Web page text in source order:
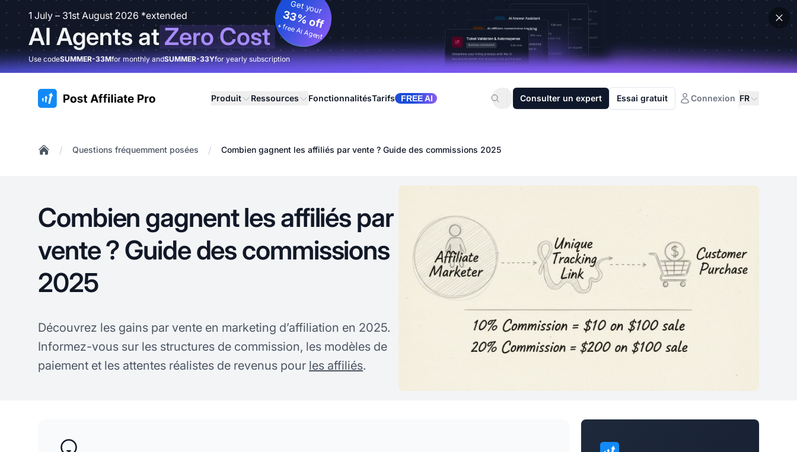
1 July – 31st August 2026 *extended
AI Agents atZero Cost
Get your
33% off
+ free AI Agent
Use codeSUMMER-33Mfor monthly andSUMMER-33Yfor yearly subscription
:site.title Produit Ressources FonctionnalitésTarifs FREE AI Consulter un expert Essai gratuit Connexion FR
/ Questions fréquemment posées / Combien gagnent les affiliés par vente ? Guide des commissions 2025
Combien gagnent les affiliés par
vente ? Guide des commissions
2025
Découvrez les gains par vente en marketing d’affiliation en 2025.
Informez-vous sur les structures de commission, les modèles de
paiement et les attentes réalistes de revenus pour les affiliés.